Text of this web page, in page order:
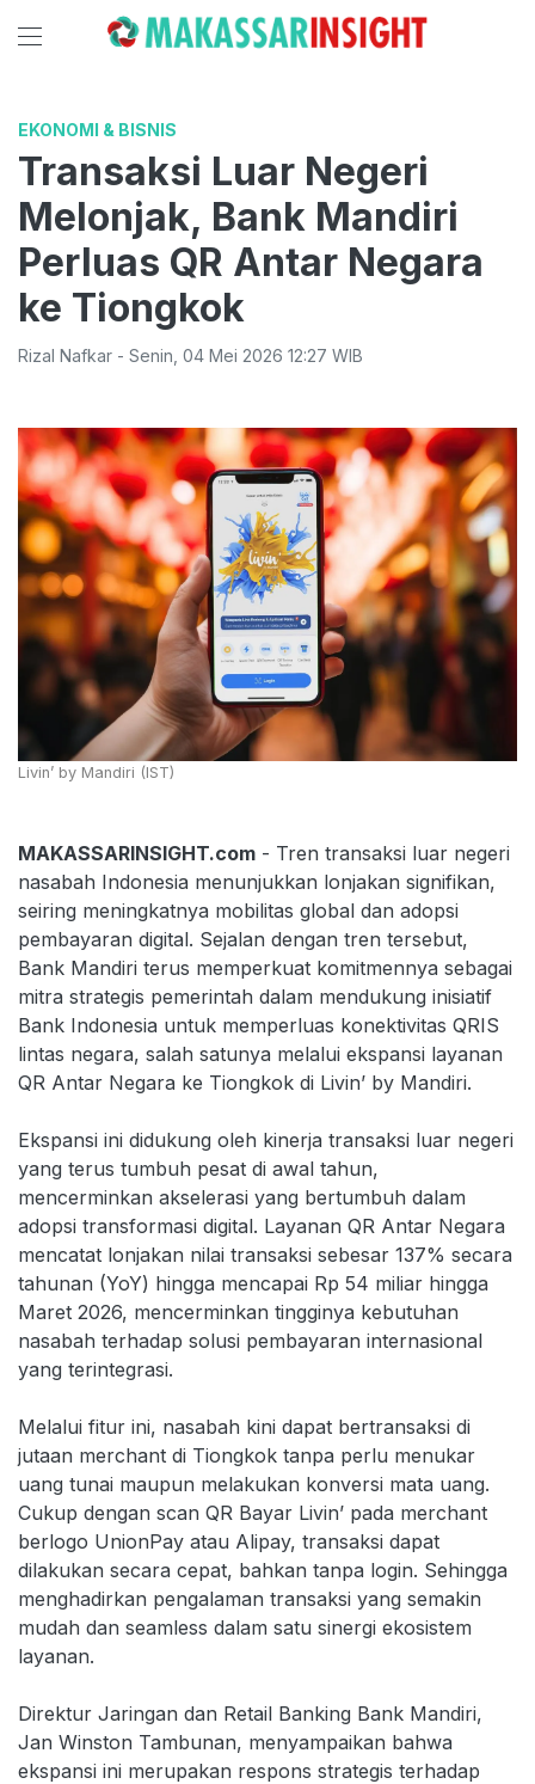
EKONOMI & BISNIS
Transaksi Luar Negeri
Melonjak, Bank Mandiri
Perluas QR Antar Negara
ke Tiongkok
Rizal Nafkar - Senin 04 Mei 2026 12:27 WIB
Livin’ by Mandiri (IST)
MAKASSARINSIGHT.com - Tren transaksi luar negeri
nasabah Indonesia menunjukkan lonjakan signifikan,
seiring meningkatnya mobilitas global dan adopsi
pembayaran digital. Sejalan dengan tren tersebut,
Bank Mandiri terus memperkuat komitmennya sebagai
mitra strategis pemerintah dalam mendukung inisiatif
Bank Indonesia untuk memperluas konektivitas QRIS
lintas negara, salah satunya melalui ekspansi layanan
QR Antar Negara ke Tiongkok di Livin’ by Mandiri.
Ekspansi ini didukung oleh kinerja transaksi luar negeri
yang terus tumbuh pesat di awal tahun,
mencerminkan akselerasi yang bertumbuh dalam
adopsi transformasi digital. Layanan QR Antar Negara
mencatat lonjakan nilai transaksi sebesar 137% secara
tahunan (YoY) hingga mencapai Rp 54 miliar hingga
Maret 2026, mencerminkan tingginya kebutuhan
nasabah terhadap solusi pembayaran internasional
yang terintegrasi.
Melalui fitur ini, nasabah kini dapat bertransaksi di
jutaan merchant di Tiongkok tanpa perlu menukar
uang tunai maupun melakukan konversi mata uang.
Cukup dengan scan QR Bayar Livin’ pada merchant
berlogo UnionPay atau Alipay, transaksi dapat
dilakukan secara cepat, bahkan tanpa login. Sehingga
menghadirkan pengalaman transaksi yang semakin
mudah dan seamless dalam satu sinergi ekosistem
layanan.
Direktur Jaringan dan Retail Banking Bank Mandiri,
Jan Winston Tambunan, menyampaikan bahwa
ekspansi ini merupakan respons strategis terhadap